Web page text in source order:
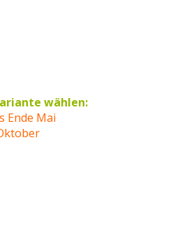
wählen:
Ende Mai